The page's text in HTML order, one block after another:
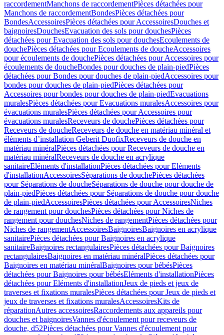
raccordementManchons de raccordementPièces détachées pour
Manchons de raccordementBondesPièces détachées pour
BondesAccessoiresPièces détachées pour AccessoiresDouches et
baignoiresDouchesEvacuation des sols pour douchesPièces
détachées pour Evacuation des sols pour douchesEcoulements de
douchePièces détachées pour Ecoulements de doucheAccessoires
pour écoulements de douchePièces détachées pour Accessoires pour
écoulements de doucheBondes pour douches de plain-piedPièces
détachées pour Bondes pour douches de plain-piedAccessoires pour
bondes pour douches de plain-piedPièces détachées pour
Accessoires pour bondes pour douches de plain-piedEvacuations
muralesPièces détachées pour Evacuations muralesAccessoires pour
évacuations muralesPièces détachées pour Accessoires pour
évacuations muralesReceveurs de douchePièces détachées pour
Receveurs de doucheReceveurs de douche en matériau minéral et
éléments d’installation Geberit DuofixReceveurs de douche en
matériau minéralPièces détachées pour Receveurs de douche en
matériau minéralReceveurs de douche en acrylique
sanitaireEléments d'installationPièces détachées pour Eléments
d'installationAccessoiresSéparations de douchePièces détachées
pour Séparations de doucheSéparations de douche pour douche de
plain-piedPièces détachées pour Séparations de douche pour douche
de plain-piedAccessoiresPièces détachées pour AccessoiresNiches
de rangement pour douchesPièces détachées pour Niches de
rangement pour douchesNiches de rangementPièces détachées pour
Niches de rangementAccessoiresBaignoiresBaignoires en acrylique
sanitairePièces détachées pour Baignoires en acrylique
sanitaireBaignoires rectangulairesPièces détachées pour Baignoires
rectangulairesBaignoires en matériau minéralPièces détachées pour
Baignoires en matériau minéralBaignoires pour bébésPièces
détachées pour Baignoires pour bébésEléments d'installationPièces
détachées pour Eléments d'installationJeux de pieds et jeux de
traverses et fixations muralesPièces détachées pour Jeux de pieds et
jeux de traverses et fixations muralesAccessoiresKits de
réparationAutres accessoiresRaccordements aux appareils pour
douches et baignoiresVannes d'écoulement pour receveurs de
douche, d52Pièces détachées pour Vannes d'écoulement pour